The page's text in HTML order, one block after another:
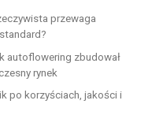
przewaga
autoflowering zbudował
rynek
po korzyściach, jakości i